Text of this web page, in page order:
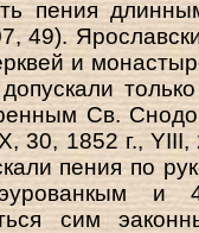
пения
49).
и
Св.
30, 1852 г.,
пения по
и
сим